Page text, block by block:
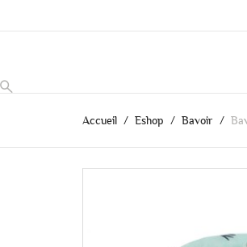
Accueil Eshop Bavoir